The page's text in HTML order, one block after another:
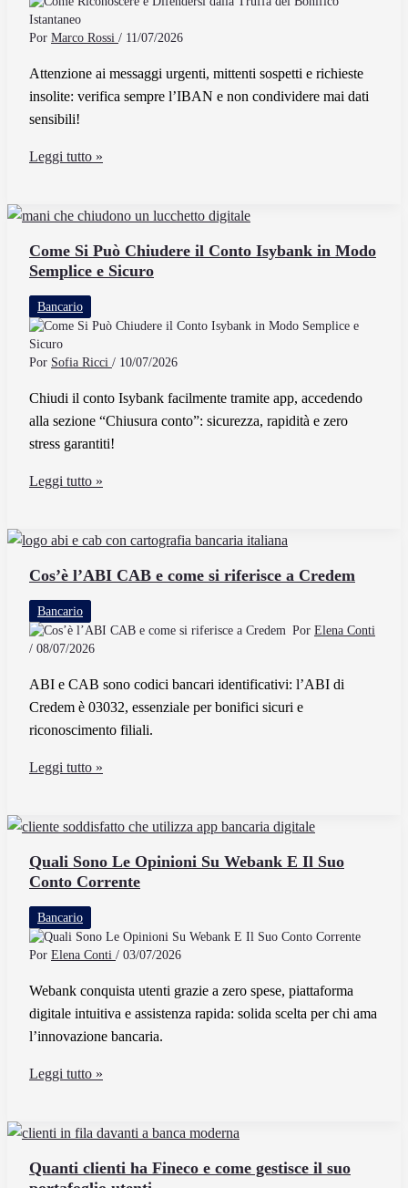
Sicuro
e
Por Marco Rossi / 11/07/2026
Attenzione ai messaggi urgenti, mittenti sospetti e richieste
insolite: verifica sempre l’IBAN e non condividere mai dati
sensibili!
Come
Difendersi
dalla
Truffa
del
Bonifico
Istantaneo
Leggi tutto »
Come Si Può Chiudere il Conto Isybank in Modo
Semplice e Sicuro
Bancario
Por Sofia Ricci / 10/07/2026
Chiudi il conto Isybank facilmente tramite app, accedendo
alla sezione “Chiusura conto”: sicurezza, rapidità e zero
stress garantiti!
Come
Chiudere
il
Isybank
in
Semplice
e
Sicuro
Leggi tutto »
Cos’è l’ABI CAB e come si riferisce a Credem
Bancario
Por Elena Conti
/ 08/07/2026
ABI e CAB sono codici bancari identificativi: l’ABI di
Credem è 03032, essenziale per bonifici sicuri e
riconoscimento filiali.
Cos’è
e
come
si
riferisce
a
Credem
Leggi tutto »
Quali Sono Le Opinioni Su Webank E Il Suo
Conto Corrente
Bancario
Por Elena Conti / 03/07/2026
Webank conquista utenti grazie a zero spese, piattaforma
digitale intuitiva e assistenza rapida: solida scelta per chi ama
l’innovazione bancaria.
Quali
Opinioni
Su
Leggi tutto »
Quanti clienti ha Fineco e come gestisce il suo